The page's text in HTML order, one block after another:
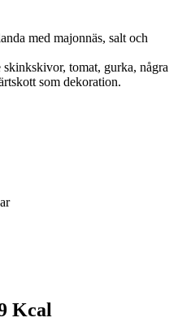
med majonnäs, salt och
skinkskivor, tomat, gurka, några
som dekoration.
Kcal